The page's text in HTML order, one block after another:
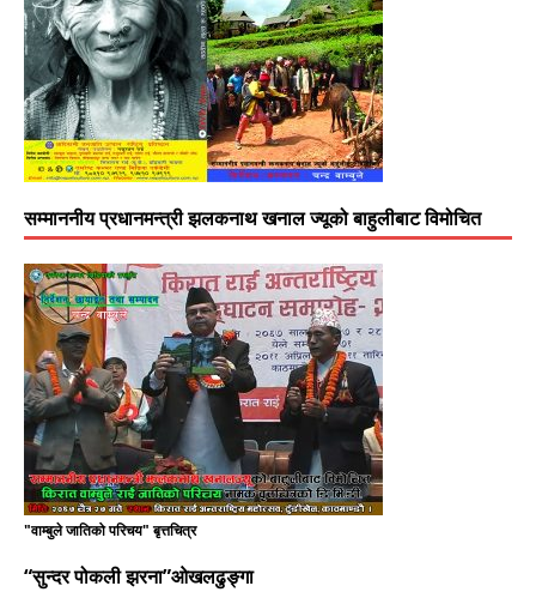
सम्माननीय प्रधानमन्त्री झलकनाथ खनाल ज्यूको बाहुलीबाट विमोचित
"वाम्बुले जातिको परिचय" बृत्तचित्र
“सुन्दर पोकली झरना”ओखलढुङ्गा